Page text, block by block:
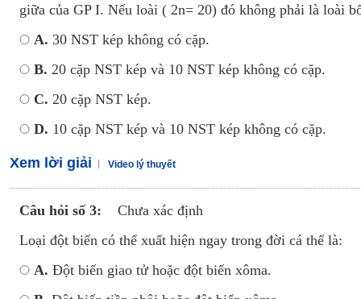
giữa của GP I. Nếu loài ( 2n= 20) đó không phải là loài
A. 30 NST kép không có cặp.
B. 20 cặp NST kép và 10 NST kép không có cặp.
C. 20 cặp NST kép.
D. 10 cặp NST kép và 10 NST kép không có cặp.
Xem lời giải Video lý thuyết
Câu hỏi số 3:
Chưa xác định
Loại đột biến có thể xuất hiện ngay trong đời cá thể là:
A. Đột biến giao tử hoặc đột biến xôma.